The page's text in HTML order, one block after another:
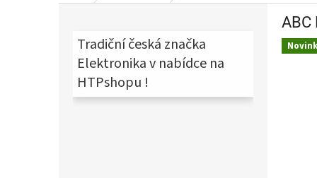
Tradiční česká značka
Elektronika v nabídce na
HTPshopu !
ABC